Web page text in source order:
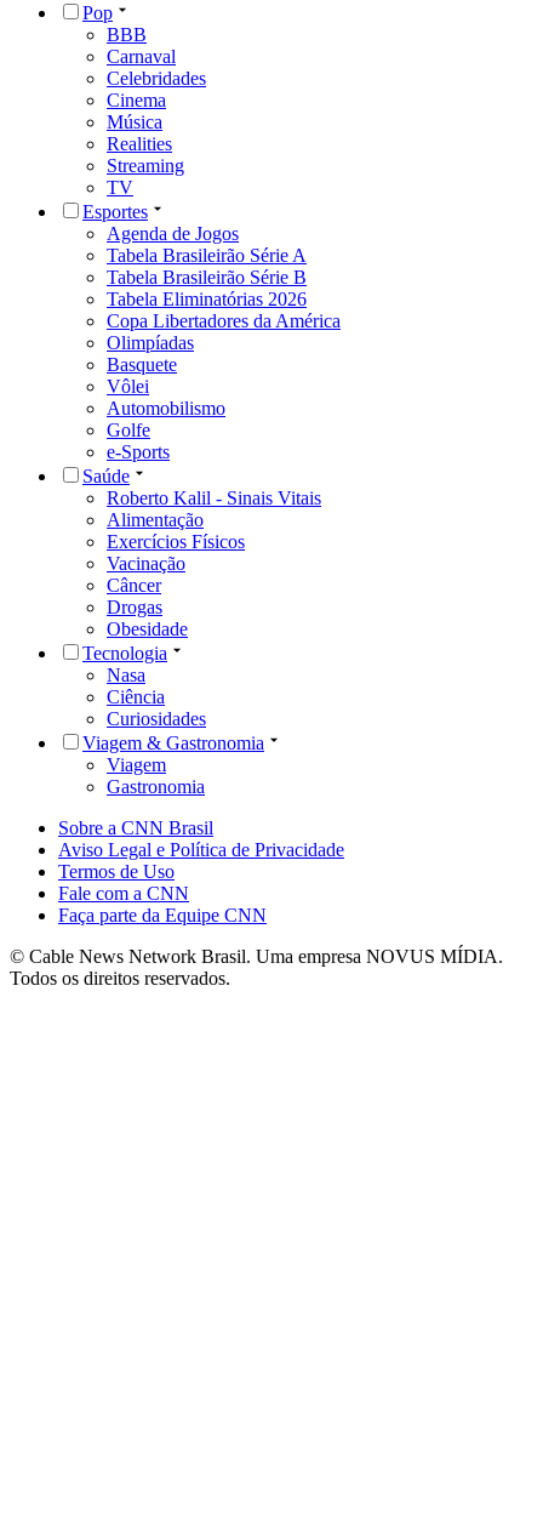
Pop
BBB
Carnaval
Celebridades
Cinema
Música
Realities
Streaming
TV
Esportes
Agenda de Jogos
Tabela Brasileirão Série A
Tabela Brasileirão Série B
Tabela Eliminatórias 2026
Copa Libertadores da América
Olimpíadas
Basquete
Vôlei
Automobilismo
Golfe
e-Sports
Saúde
Roberto Kalil - Sinais Vitais
Alimentação
Exercícios Físicos
Vacinação
Câncer
Drogas
Obesidade
Tecnologia
Nasa
Ciência
Curiosidades
Viagem & Gastronomia
Viagem
Gastronomia
Sobre a CNN Brasil
Aviso Legal e Política de Privacidade
Termos de Uso
Fale com a CNN
Faça parte da Equipe CNN
© Cable News Network Brasil. Uma empresa NOVUS MÍDIA.
Todos os direitos reservados.